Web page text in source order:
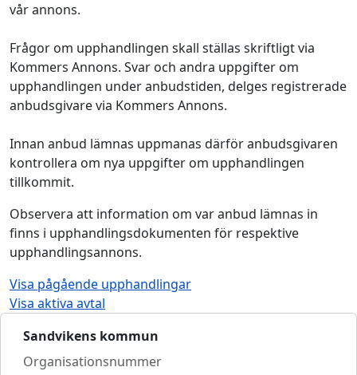
vår annons.
Frågor om upphandlingen skall ställas skriftligt via
Kommers Annons. Svar och andra uppgifter om
upphandlingen under anbudstiden, delges registrerade
anbudsgivare via Kommers Annons.
Innan anbud lämnas uppmanas därför anbudsgivaren
kontrollera om nya uppgifter om upphandlingen
tillkommit.
Observera att information om var anbud lämnas in
finns i upphandlingsdokumenten för respektive
upphandlingsannons.
Visa pågående upphandlingar
Visa aktiva avtal
Sandvikens kommun
Organisationsnummer